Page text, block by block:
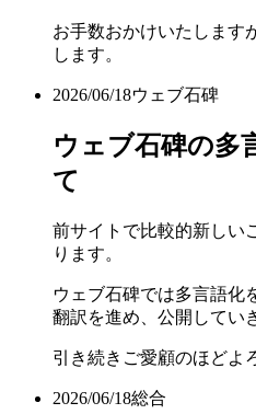
お手数おかけいたします
します。
2026/06/18ウェブ石碑
ウェブ石碑の多
て
前サイトで比較的新しい
ります。
ウェブ石碑では多言語化
翻訳を進め、公開してい
引き続きご愛顧のほどよ
2026/06/18総合